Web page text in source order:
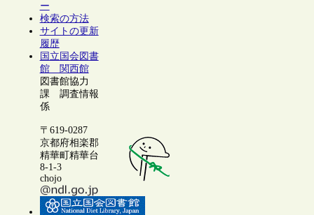
ー
検索の方法
サイトの更新
履歴
国立国会図書
館 関西館
図書館協力
課 調査情報
係
〒619-0287
京都府相楽郡
精華町精華台
8-1-3
chojo